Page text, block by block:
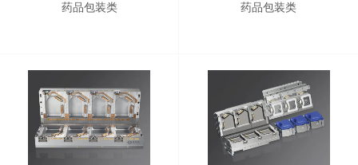
药品包装类 药品包装类